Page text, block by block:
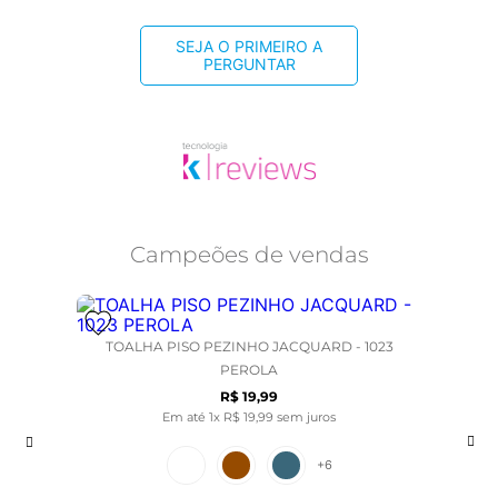
SEJA O PRIMEIRO A
PERGUNTAR
Campeões de vendas
TOALHA PISO PEZINHO JACQUARD - 1023
PEROLA
R$ 19,99
Em até 1x R$ 19 99 sem juros
+6